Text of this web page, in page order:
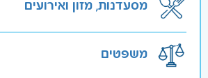
מסעדנות, מזון ואירועים
משפטים